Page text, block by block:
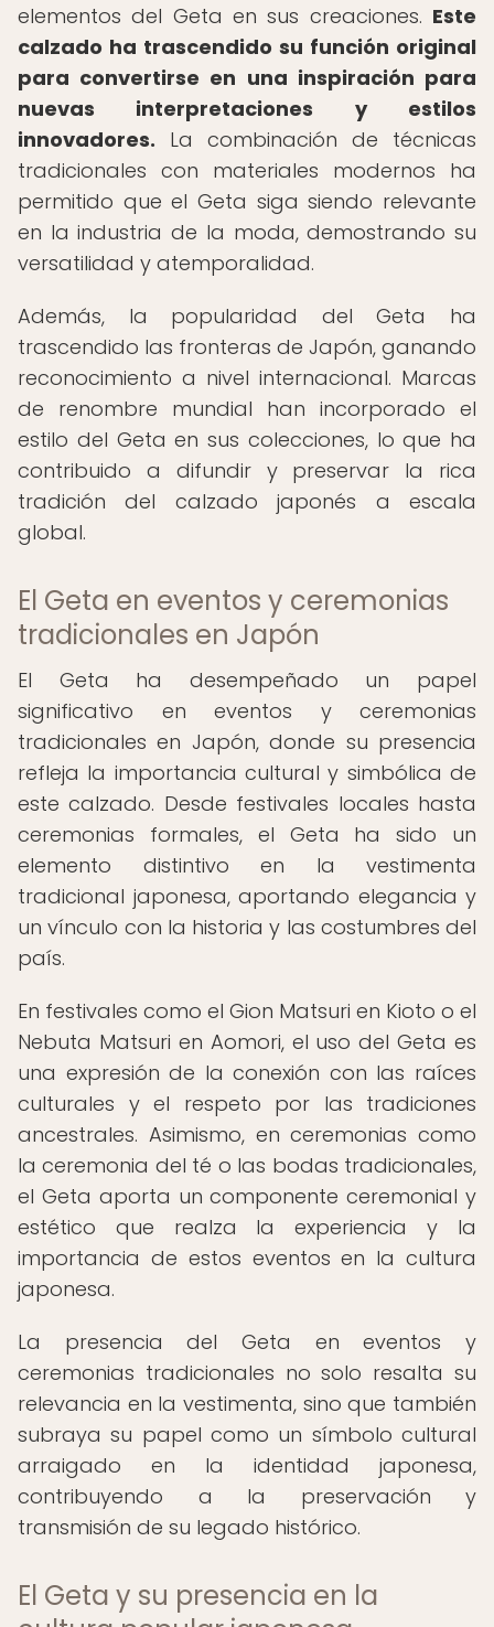
elementos del Geta en sus creaciones. Este
calzado ha trascendido su función original
para convertirse en una inspiración para
nuevas interpretaciones y estilos
innovadores. La combinación de técnicas
tradicionales con materiales modernos ha
permitido que el Geta siga siendo relevante
en la industria de la moda, demostrando su
versatilidad y atemporalidad.
Además, la popularidad del Geta ha
trascendido las fronteras de Japón, ganando
reconocimiento a nivel internacional. Marcas
de renombre mundial han incorporado el
estilo del Geta en sus colecciones, lo que ha
contribuido a difundir y preservar la rica
tradición del calzado japonés a escala
global.
El Geta en eventos y ceremonias
tradicionales en Japón
El Geta ha desempeñado un papel
significativo en eventos y ceremonias
tradicionales en Japón, donde su presencia
refleja la importancia cultural y simbólica de
este calzado. Desde festivales locales hasta
ceremonias formales, el Geta ha sido un
elemento distintivo en la vestimenta
tradicional japonesa, aportando elegancia y
un vínculo con la historia y las costumbres del
país.
En festivales como el Gion Matsuri en Kioto o el
Nebuta Matsuri en Aomori, el uso del Geta es
una expresión de la conexión con las raíces
culturales y el respeto por las tradiciones
ancestrales. Asimismo, en ceremonias como
la ceremonia del té o las bodas tradicionales,
el Geta aporta un componente ceremonial y
estético que realza la experiencia y la
importancia de estos eventos en la cultura
japonesa.
La presencia del Geta en eventos y
ceremonias tradicionales no solo resalta su
relevancia en la vestimenta, sino que también
subraya su papel como un símbolo cultural
arraigado en la identidad japonesa,
contribuyendo a la preservación y
transmisión de su legado histórico.
El Geta y su presencia en la